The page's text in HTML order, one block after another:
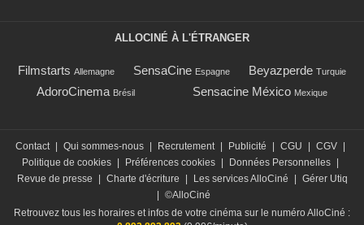
ALLOCINÉ À L'ÉTRANGER
Filmstarts Allemagne SensaCine Espagne Beyazperde Turquie
AdoroCinema Brésil Sensacine México Mexique
Contact Qui sommes-nous Recrutement Publicité CGU CGV
Politique de cookies
Préférences cookies Données Personnelles
Revue de presse
Charte d'écriture Les services AlloCiné
Gérer Utiq
©AlloCiné
Retrouvez tous les horaires et infos de votre cinéma sur le numéro AlloCiné :